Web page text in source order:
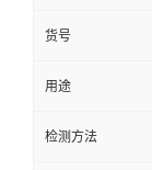
留
言
货号
用途
检测方法